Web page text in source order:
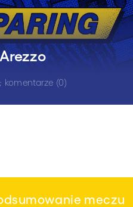
komentarze (0)
meczu